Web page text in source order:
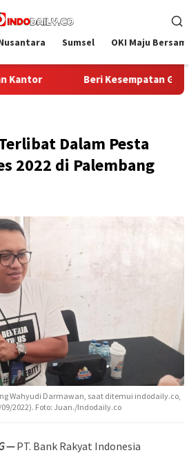
Sumsel OKI Maju
Muda, Bapas Palembang
Dalam Pesta
2022 di Palembang
Wahyudi Darmawan, saat ditemui indodaily.co,
2022). Foto: Juan./Indodaily.co
—PT. Bank Rakyat Indonesia